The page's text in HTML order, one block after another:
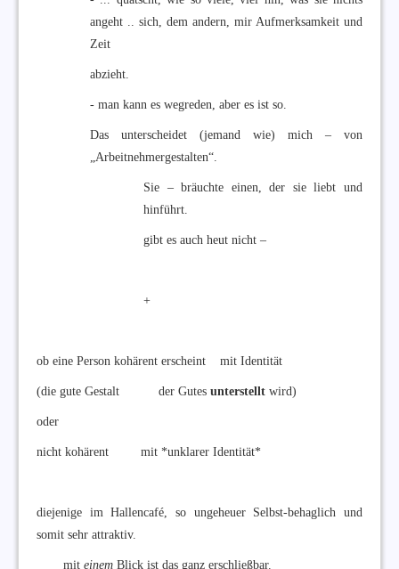
angeht .. sich, dem andern, mir Aufmerksamkeit und
Zeit
abzieht.
- man kann es wegreden, aber es ist so.
Das unterscheidet (jemand wie) mich – von
„Arbeitnehmergestalten“.
Sie – bräuchte einen, der sie liebt und
hinführt.
gibt es auch heut nicht –
+
ob eine Person kohärent erscheint mit Identität
(die gute Gestalt der Gutes unterstellt wird)
oder
nicht kohärent mit *unklarer Identität*
diejenige im Hallencafé, so ungeheuer Selbst-behaglich und
somit sehr attraktiv.
mit einem Blick ist das ganz erschließbar.